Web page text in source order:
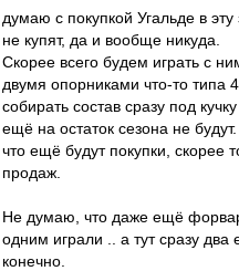
думаю с покупкой Угальде в эту
не купят, да и вообще никуда.
Скорее всего будем играть с
двумя опорниками что-то типа
собирать состав сразу под
ещё на остаток сезона не
что ещё будут покупки, скорее
продаж.
Не думаю, что даже ещё
одним играли .. а тут сразу два
конечно.